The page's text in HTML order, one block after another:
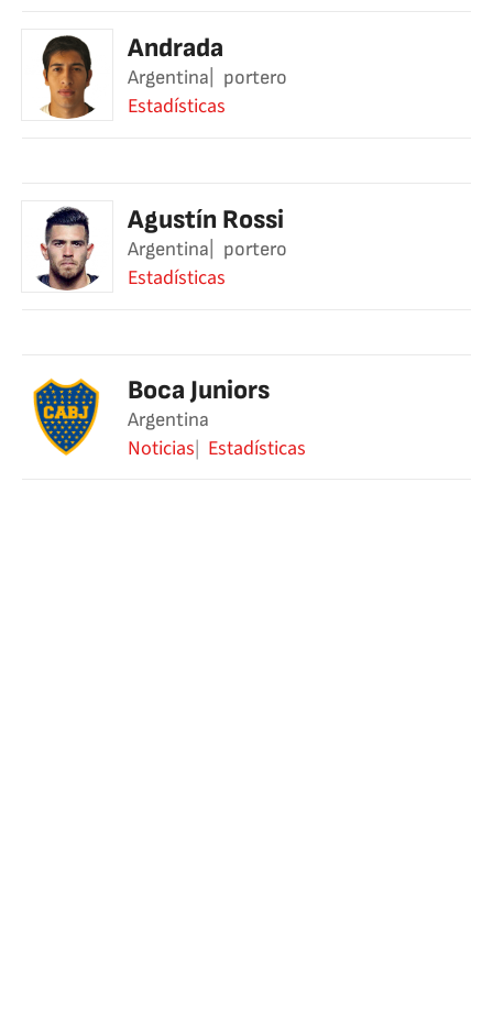
Andrada
Argentina portero
Estadísticas
Agustín Rossi
Argentina portero
Estadísticas
Boca Juniors
Argentina
Noticias Estadísticas